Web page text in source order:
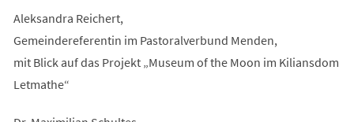
Aleksandra Reichert,
Gemeindereferentin im Pastoralverbund Menden,
mit Blick auf das Projekt „Museum of the Moon im Kiliansdom
Letmathe“